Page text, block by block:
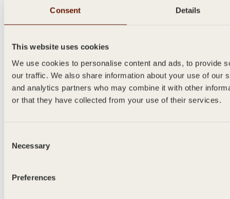
Consent Details
This website uses cookies
We use cookies to personalise content and ads, to provide
our traffic. We also share information about your use of our
and analytics partners who may combine it with other
or that they have collected from your use of their services.
Selection
Necessary
Preferences